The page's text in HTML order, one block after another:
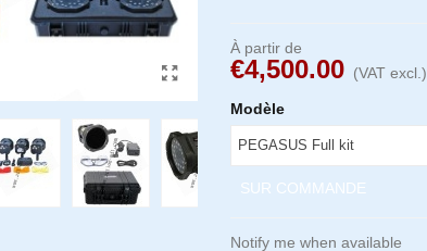
À partir de
€4,500.00 (VAT excl.)
Modèle
SUR COMMANDE
Notify me when available